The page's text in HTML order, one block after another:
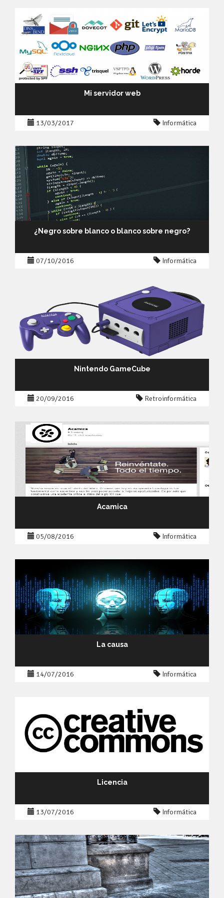
Mi servidor web
13/03/2017 Informática
¿Negro sobre blanco o blanco sobre negro?
07/10/2016 Informática
Nintendo GameCube
20/09/2016 Retroinformática
Acamica
05/08/2016 Informática
La causa
14/07/2016 Informática
Licencia
13/07/2016 Informática